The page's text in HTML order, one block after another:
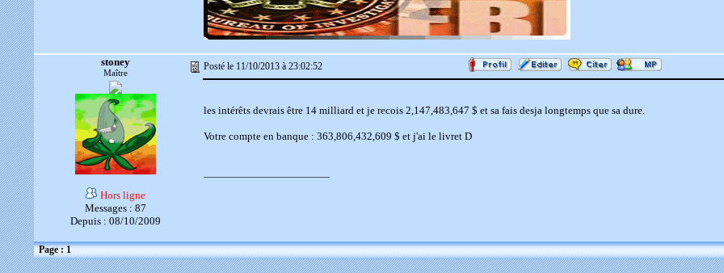
stoney
Maître
Posté le 11/10/2013 à 23:02:52
Hors ligne
Messages : 87
Depuis : 08/10/2009
les intérêts devrais être 14 milliard et je recois 2,147,483,647 $ et sa fais desja longtemps que sa dure.
Votre compte en banque : 363,806,432,609 $ et j'ai le livret D
Page : 1